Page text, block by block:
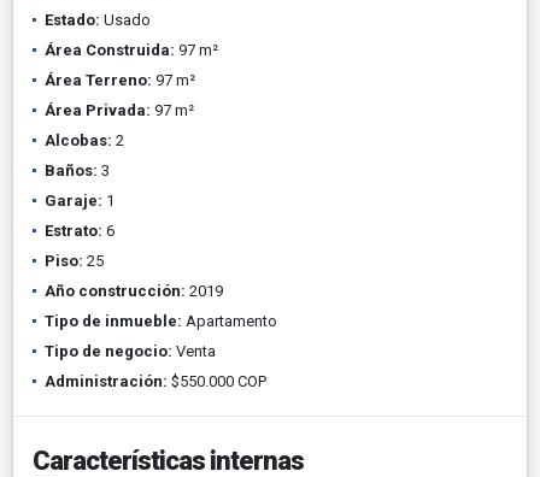
Estado: Usado
Área Construida: 97 m²
Área Terreno: 97 m²
Área Privada: 97 m²
Alcobas: 2
Baños: 3
Garaje: 1
Estrato: 6
Piso: 25
Año construcción: 2019
Tipo de inmueble: Apartamento
Tipo de negocio: Venta
Administración: $550.000 COP
Características internas